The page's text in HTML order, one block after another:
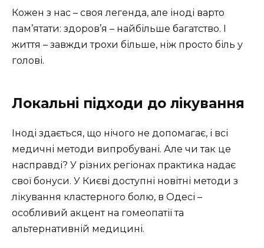
Кожен з нас – своя легенда, але іноді варто
пам’ятати: здоров’я – найбільше багатство. І
життя – завжди трохи більше, ніж просто біль у
голові.
Локальні підходи до лікування
Іноді здається, що нічого не допомагає, і всі
медичні методи випробувані. Але чи так це
насправді? У різних регіонах практика надає
свої бонуси. У Києві доступні новітні методи з
лікування кластерного болю, в Одесі –
особливий акцент на гомеопатії та
альтернативній медицині.